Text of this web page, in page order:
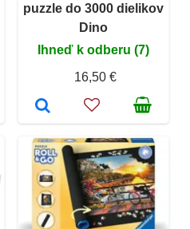
puzzle do 3000 dielikov
Dino
Ihneď k odberu (7)
16,50 €